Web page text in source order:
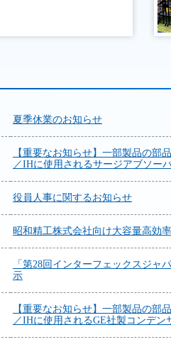
夏季休業のお知らせ
【重要なお知らせ】一部製品の部
／IHに使用されるサージアブソー
役員人事に関するお知らせ
昭和精工株式会社向け大容量高効
「第28回インターフェックスジャ
示
【重要なお知らせ】一部製品の部
／IHに使用されるGE社製コンデン